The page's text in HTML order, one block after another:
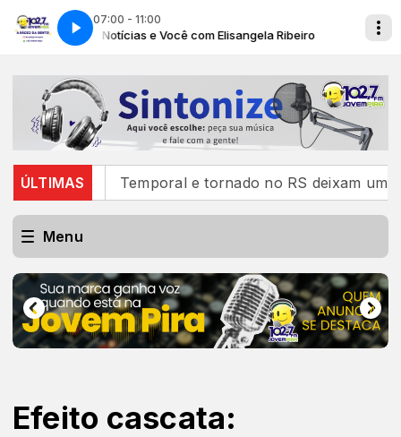
07:00 - 11:00
Músicas, Notícias e Você com Elisangela Ribeiro Músicas,
ÚLTIMASTemporal e tornado no RS deixam um morto,
Menu
Efeito cascata: